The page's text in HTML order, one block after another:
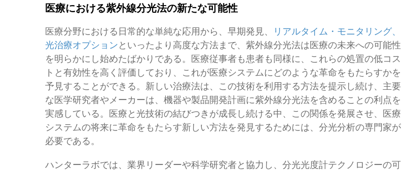
医療における紫外線分光法の新たな可能性
医療分野における日常的な単純な応用から、早期発見、
リアルタイム・モニタリング、
光治療オプションといったより高度な方法まで、紫外線分光法は医療の未来への可能性
を明らかにし始めたばかりである。医療従事者も患者も同様に、これらの処置の低コス
トと有効性を高く評価しており、これが医療システムにどのような革命をもたらすかを
予見することができる。新しい治療法は、この技術を利用する方法を提示し続け、主要
な医学研究者やメーカーは、機器や製品開発計画に紫外線分光法を含めることの利点を
実感している。医療と光技術の結びつきが成長し続ける中、この関係を発展させ、医療
システムの将来に革命をもたらす新しい方法を発見するためには、分光分析の専門家が
必要である。
ハンターラボでは、業界リーダーや科学研究者と協力し、分光光度計テクノロジーの可